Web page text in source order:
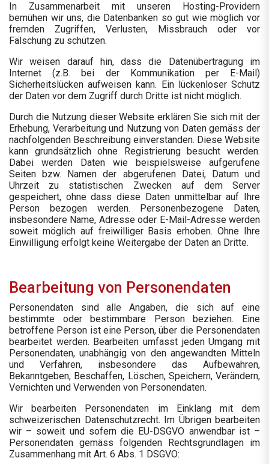
In Zusammenarbeit mit unseren Hosting-Providern
bemühen wir uns, die Datenbanken so gut wie möglich vor
fremden Zugriffen, Verlusten, Missbrauch oder vor
Fälschung zu schützen.
Wir weisen darauf hin, dass die Datenübertragung im
Internet (z.B. bei der Kommunikation per E-Mail)
Sicherheitslücken aufweisen kann. Ein lückenloser Schutz
der Daten vor dem Zugriff durch Dritte ist nicht möglich.
Durch die Nutzung dieser Website erklären Sie sich mit der
Erhebung, Verarbeitung und Nutzung von Daten gemäss der
nachfolgenden Beschreibung einverstanden. Diese Website
kann grundsätzlich ohne Registrierung besucht werden.
Dabei werden Daten wie beispielsweise aufgerufene
Seiten bzw. Namen der abgerufenen Datei, Datum und
Uhrzeit zu statistischen Zwecken auf dem Server
gespeichert, ohne dass diese Daten unmittelbar auf Ihre
Person bezogen werden. Personenbezogene Daten,
insbesondere Name, Adresse oder E-Mail-Adresse werden
soweit möglich auf freiwilliger Basis erhoben. Ohne Ihre
Einwilligung erfolgt keine Weitergabe der Daten an Dritte.
Bearbeitung von Personendaten
Personendaten sind alle Angaben, die sich auf eine
bestimmte oder bestimmbare Person beziehen. Eine
betroffene Person ist eine Person, über die Personendaten
bearbeitet werden. Bearbeiten umfasst jeden Umgang mit
Personendaten, unabhängig von den angewandten Mitteln
und Verfahren, insbesondere das Aufbewahren,
Bekanntgeben, Beschaffen, Löschen, Speichern, Verändern,
Vernichten und Verwenden von Personendaten.
Wir bearbeiten Personendaten im Einklang mit dem
schweizerischen Datenschutzrecht. Im Übrigen bearbeiten
wir – soweit und sofern die EU-DSGVO anwendbar ist –
Personendaten gemäss folgenden Rechtsgrundlagen im
Zusammenhang mit Art. 6 Abs. 1 DSGVO: